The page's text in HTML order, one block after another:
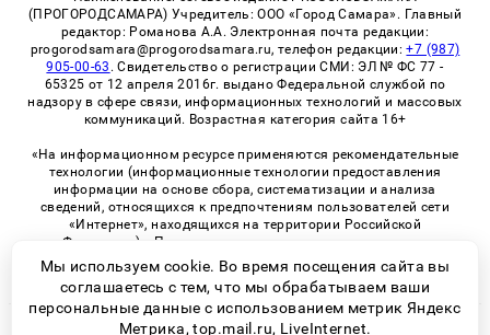
(ПРОГОРОДСАМАРА) Учредитель: ООО «Город Самара». Главный
редактор: Романова А.А. Электронная почта редакции:
progorodsamara@progorodsamara.ru, телефон редакции:+7 (987)
905-00-63 . Свидетельство о регистрации СМИ: ЭЛ № ФС 77 -
65325 от 12 апреля 2016г. выдано Федеральной службой по
надзору в сфере связи, информационных технологий и массовых
коммуникаций. Возрастная категория сайта 16+
«На информационном ресурсе применяются рекомендательные
технологии (информационные технологии предоставления
информации на основе сбора, систематизации и анализа
сведений, относящихся к предпочтениям пользователей сети
«Интернет», находящихся на территории Российской
Федерации)». Правила применения рекомендательных
технологий в виджетах рекламно-обменной сети
«СМИ2» (PDF)
Мы используем cookie. Во время посещения сайта вы
соглашаетесь с тем, что мы обрабатываем ваши
персональные данные с использованием метрик Яндекс
Метрика, top.mail.ru, LiveInternet.